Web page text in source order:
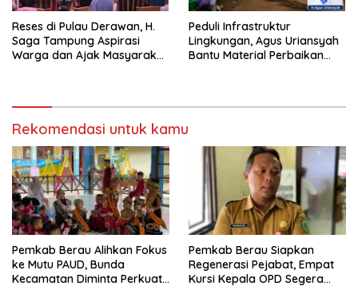
Reses di Pulau Derawan, H.
Saga Tampung Aspirasi
Warga dan Ajak Masyarakat
Peduli Infrastruktur
Lingkungan, Agus Uriansyah
Bantu Material Perbaikan
Rekomendasi untuk kamu
Pemkab Berau Alihkan Fokus
ke Mutu PAUD, Bunda
Kecamatan Diminta Perkuat
Pemkab Berau Siapkan
Regenerasi Pejabat, Empat
Kursi Kepala OPD Segera